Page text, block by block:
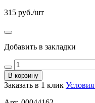
315 руб./шт
Добавить в закладки
В корзину
Заказать в 1 клик